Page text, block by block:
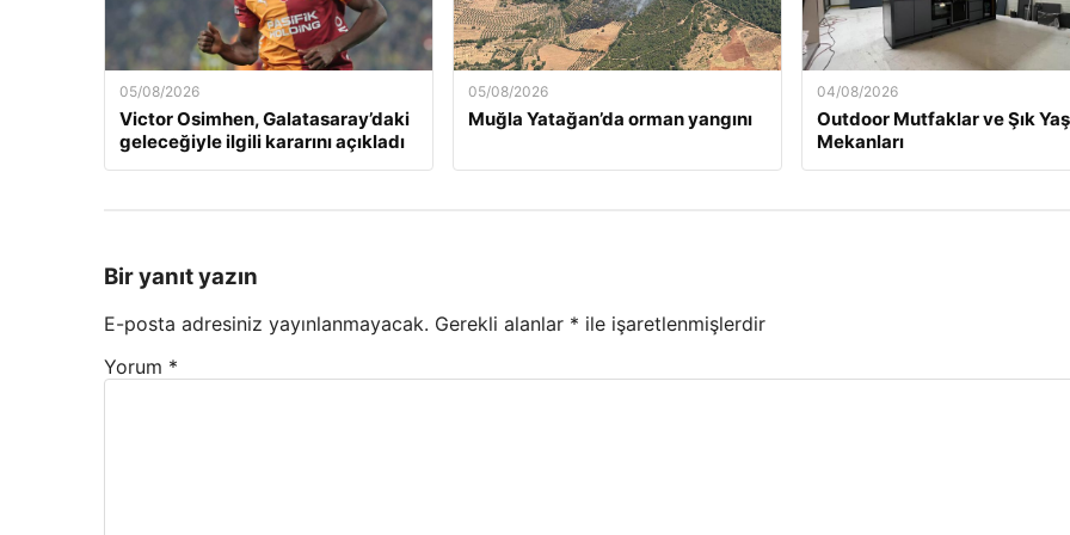
05/08/2026
Victor Osimhen, Galatasaray’daki
geleceğiyle ilgili kararını açıkladı
05/08/2026
Muğla Yatağan’da orman yangını
04/08/2026
Outdoor Mutfaklar ve Şık
Mekanları
Bir yanıt yazın
E-posta adresiniz yayınlanmayacak. Gerekli alanlar * ile işaretlenmişlerdir
Yorum *